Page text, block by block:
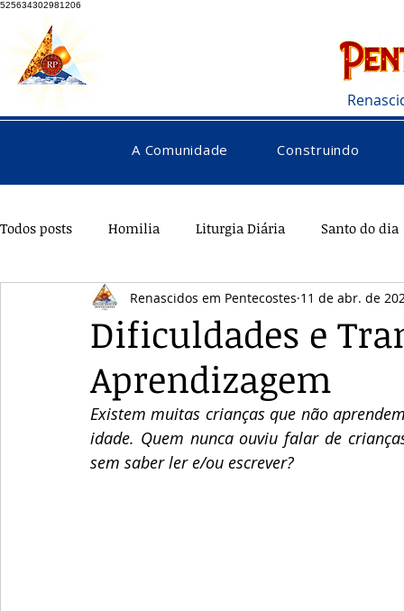
525634302981206
A Comunidade Construindo
Todos posts Homilia Liturgia Diária Santo do dia
Pentecostes Galeria Orações Saúde
Dificuldades e
Aprendizagem
Renascidos em Pentecostes 11 de abr. de
Existem muitas crianças que não
idade. Quem nunca ouviu falar de
sem saber ler e/ou escrever?